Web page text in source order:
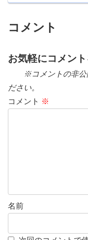
コメント
お気軽にコメン
※コメントの非公開
ださい。
コメント ※
名前